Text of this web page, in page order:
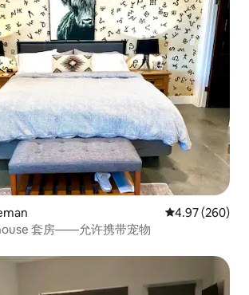
平均评分 4.97
4.97 (260)
套房——允许携带宠物